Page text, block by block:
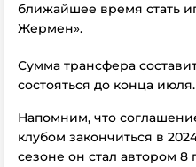
ближайшее время стать
Жермен».
Сумма трансфера
состояться до конца июля.
Напомним, что
клубом закончиться в
сезоне он стал автором 8